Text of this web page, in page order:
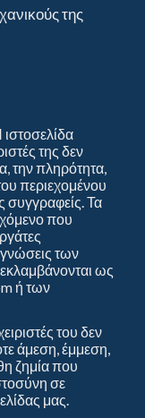
της
ιστοσελίδα
της δεν
την πληρότητα,
περιεχομένου
συγγραφείς. Τα
που
γνώσεις των
ως
ή των
του δεν
άμεση, έμμεση,
ζημία που
σε
μας.